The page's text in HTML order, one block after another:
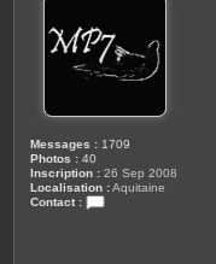
Messages : 1709
Photos : 40
Inscription : 26 Sep 2008
Localisation :Aquitaine
Contact :